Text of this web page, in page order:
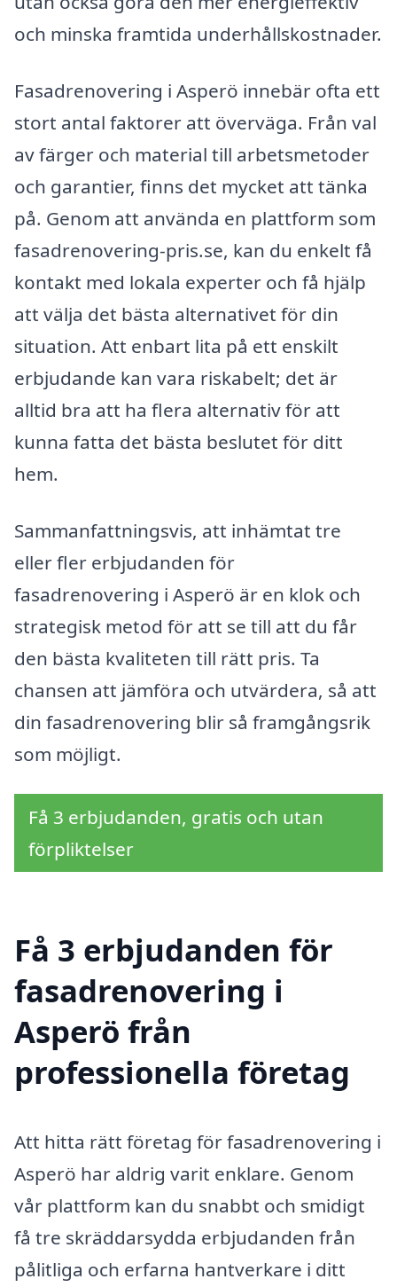
och minska framtida underhållskostnader.
Fasadrenovering i Asperö innebär ofta ett
stort antal faktorer att överväga. Från val
av färger och material till arbetsmetoder
och garantier, finns det mycket att tänka
på. Genom att använda en plattform som
fasadrenovering-pris.se, kan du enkelt få
kontakt med lokala experter och få hjälp
att välja det bästa alternativet för din
situation. Att enbart lita på ett enskilt
erbjudande kan vara riskabelt; det är
alltid bra att ha flera alternativ för att
kunna fatta det bästa beslutet för ditt
hem.
Sammanfattningsvis, att inhämtat tre
eller fler erbjudanden för
fasadrenovering i Asperö är en klok och
strategisk metod för att se till att du får
den bästa kvaliteten till rätt pris. Ta
chansen att jämföra och utvärdera, så att
din fasadrenovering blir så framgångsrik
som möjligt.
Få 3 erbjudanden, gratis och utan
förpliktelser
Få 3 erbjudanden för
fasadrenovering i
Asperö från
professionella företag
Att hitta rätt företag för fasadrenovering i
Asperö har aldrig varit enklare. Genom
vår plattform kan du snabbt och smidigt
få tre skräddarsydda erbjudanden från
pålitliga och erfarna hantverkare i ditt